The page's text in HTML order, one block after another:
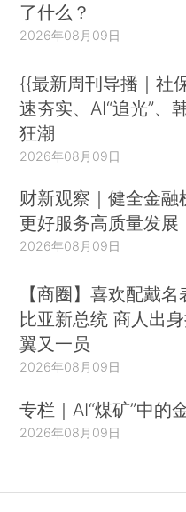
了什么？
2026年08月09日
{{最新周刊导播｜社
速夯实、AI“追光”、
狂潮
2026年08月09日
财新观察｜健全金融
更好服务高质量发展
2026年08月09日
【商圈】喜欢配戴
比亚新总统 商人出
翼又一员
2026年08月09日
专栏｜AI“煤矿”中的
2026年08月09日